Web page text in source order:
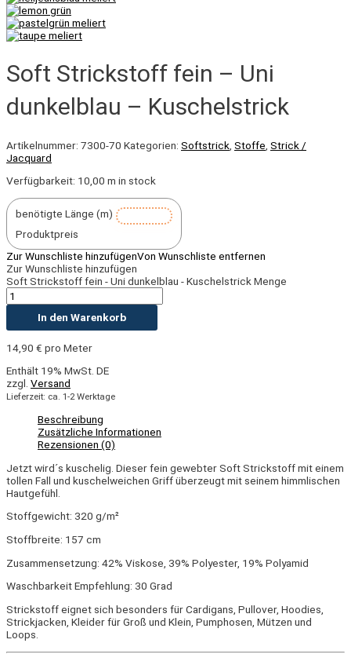
Soft Strickstoff fein – Uni
dunkelblau – Kuschelstrick
Artikelnummer: 7300-70 Kategorien: Softstrick Stoffe Strick /
Jacquard
Verfügbarkeit: 10,00 m in stock
benötigte Länge (m)
Produktpreis
Zur Wunschliste hinzufügenVon Wunschliste entfernen
Zur Wunschliste hinzufügen
Soft Strickstoff fein - Uni dunkelblau - Kuschelstrick Menge
In den Warenkorb
14,90 € pro Meter
Enthält 19% MwSt. DE
zzgl. Versand
Lieferzeit: ca. 1-2 Werktage
Beschreibung
Zusätzliche Informationen
Rezensionen (0)
Jetzt wird´s kuschelig. Dieser fein gewebter Soft Strickstoff mit einem
tollen Fall und kuschelweichen Griff überzeugt mit seinem himmlischen
Hautgefühl.
Stoffgewicht: 320 g/m²
Stoffbreite: 157 cm
Zusammensetzung: 42% Viskose, 39% Polyester, 19% Polyamid
Waschbarkeit Empfehlung: 30 Grad
Strickstoff eignet sich besonders für Cardigans, Pullover, Hoodies,
Strickjacken, Kleider für Groß und Klein, Pumphosen, Mützen und
Loops.